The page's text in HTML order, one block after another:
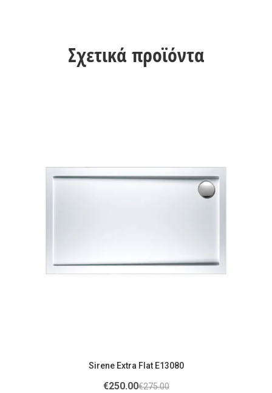
Σχετικά προϊόντα
Sirene Extra Flat E13080
€275.00
€250.00